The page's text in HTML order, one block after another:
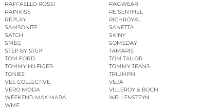
RAFFAELLO ROSSI
RAGWEAR
RAINKISS
REISENTHEL
REPLAY
RICHROYAL
SAMSONITE
SANETTA
SATCH
SKINY
SMEG
SOMEDAY
STEP BY STEP
TAMARIS
TOM FORD
TOM TAILOR
TOMMY HILFIGER
TOMMY JEANS
TONIES
TRIUMPH
VEE COLLECTIVE
VEJA
VERO MODA
VILLEROY & BOCH
WEEKEND MAX MARA
WELLENSTEYN
WMF